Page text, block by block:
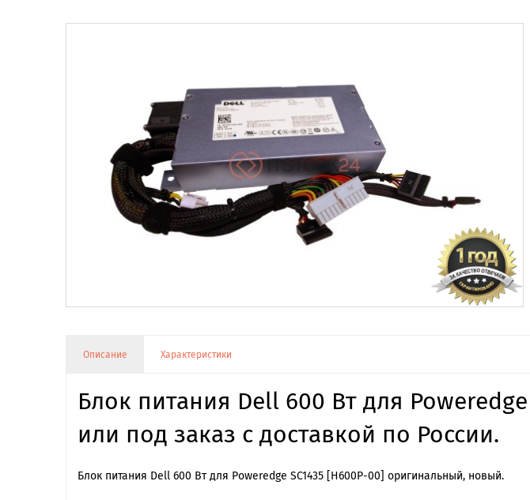
Описание Характеристики
Блок питания Dell 600 Вт для
или под заказ с доставкой по России.
Блок питания Dell 600 Вт для Poweredge SC1435 [H600P-00] оригинальный, новый.